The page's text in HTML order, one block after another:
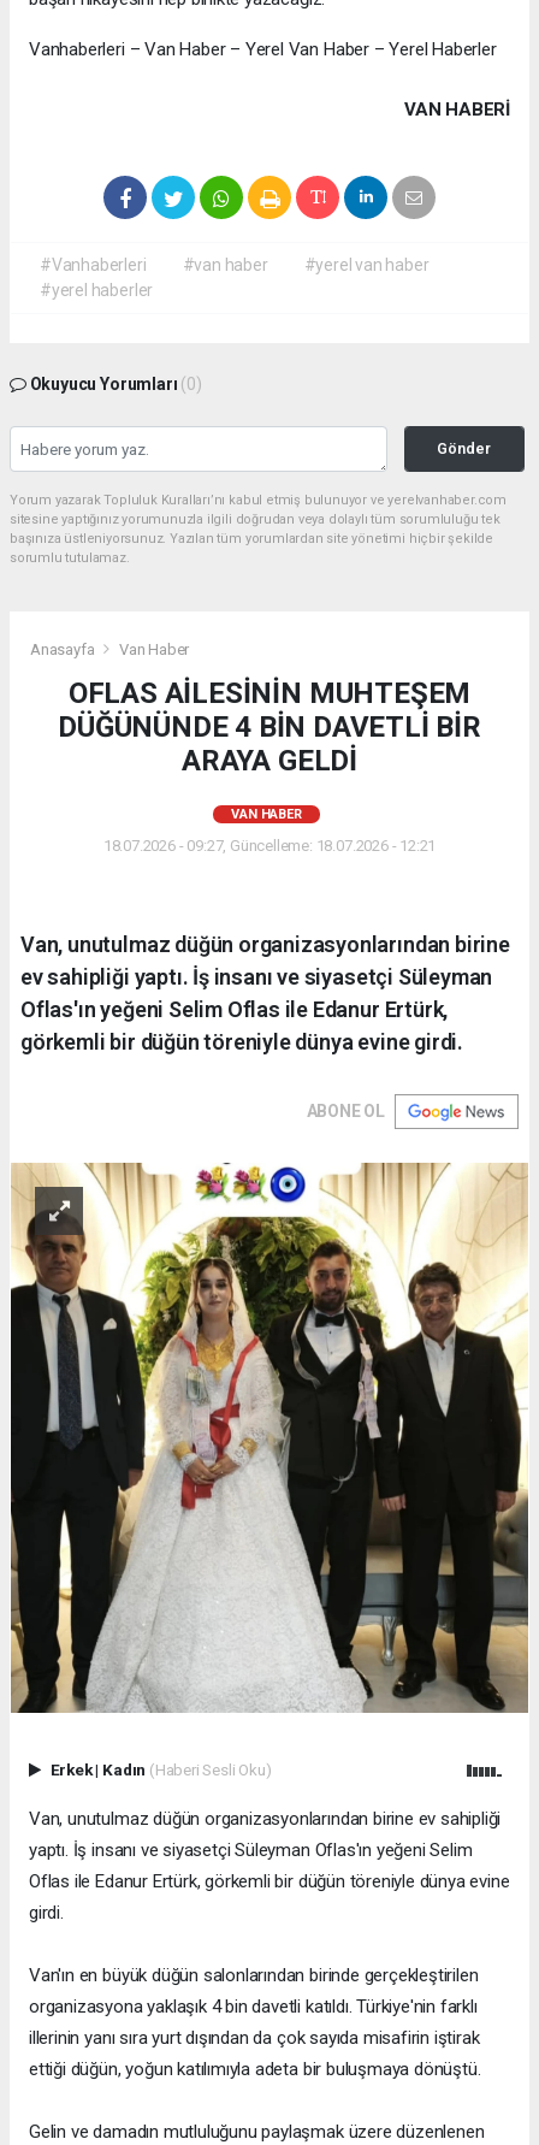
Vanhaberleri – Van Haber – Yerel Van Haber – Yerel Haberler
VAN HABERİ
#Vanhaberleri #van haber
#yerel van haber
#yerel haberler
Okuyucu Yorumları (0)
Gönder
Yorum yazarak Topluluk Kuralları’nı kabul etmiş bulunuyor ve yerelvanhaber.com
sitesine yaptığınız yorumunuzla ilgili doğrudan veya dolaylı tüm sorumluluğu tek
başınıza üstleniyorsunuz. Yazılan tüm yorumlardan site yönetimi hiçbir şekilde
sorumlu tutulamaz.
Anasayfa Van Haber
OFLAS AİLESİNİN MUHTEŞEM
DÜĞÜNÜNDE 4 BİN DAVETLİ BİR
ARAYA GELDİ
VAN HABER
18.07.2026 - 09:27, Güncelleme: 18.07.2026 - 12:21
Van, unutulmaz düğün organizasyonlarından birine
ev sahipliği yaptı. İş insanı ve siyasetçi Süleyman
Oflas'ın yeğeni Selim Oflas ile Edanur Ertürk,
görkemli bir düğün töreniyle dünya evine girdi.
ABONE OL
Erkek| Kadın (Haberi Sesli Oku)
Van, unutulmaz düğün organizasyonlarından birine ev sahipliği
yaptı. İş insanı ve siyasetçi Süleyman Oflas'ın yeğeni Selim
Oflas ile Edanur Ertürk, görkemli bir düğün töreniyle dünya evine
girdi.
Van'ın en büyük düğün salonlarından birinde gerçekleştirilen
organizasyona yaklaşık 4 bin davetli katıldı. Türkiye'nin farklı
illerinin yanı sıra yurt dışından da çok sayıda misafirin iştirak
ettiği düğün, yoğun katılımıyla adeta bir buluşmaya dönüştü.
Gelin ve damadın mutluluğunu paylaşmak üzere düzenlenen